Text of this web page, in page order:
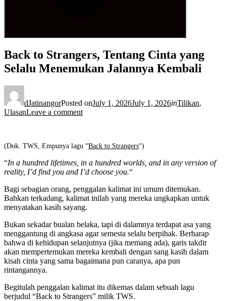
Back to Strangers, Tentang Cinta yang
Selalu Menemukan Jalannya Kembali
dJatinangorPosted onJuly 1, 2026July 1, 2026inTilikan,
UlasanLeave a comment
(Dok. TWS, Empunya lagu “Back to Strangers“)
“In a hundred lifetimes, in a hundred worlds, and in any version of
reality, I’d find you and I’d choose you.“
Bagi sebagian orang, penggalan kalimat ini umum ditemukan.
Bahkan terkadang, kalimat inilah yang mereka ungkapkan untuk
menyatakan kasih sayang.
Bukan sekadar bualan belaka, tapi di dalamnya terdapat asa yang
menggantung di angkasa agar semesta selalu berpihak. Berharap
bahwa di kehidupan selanjutnya (jika memang ada), garis takdir
akan mempertemukan mereka kembali dengan sang kasih dalam
kisah cinta yang sama bagaimana pun caranya, apa pun
rintangannya.
Begitulah penggalan kalimat itu dikemas dalam sebuah lagu
berjudul “Back to Strangers” milik TWS.